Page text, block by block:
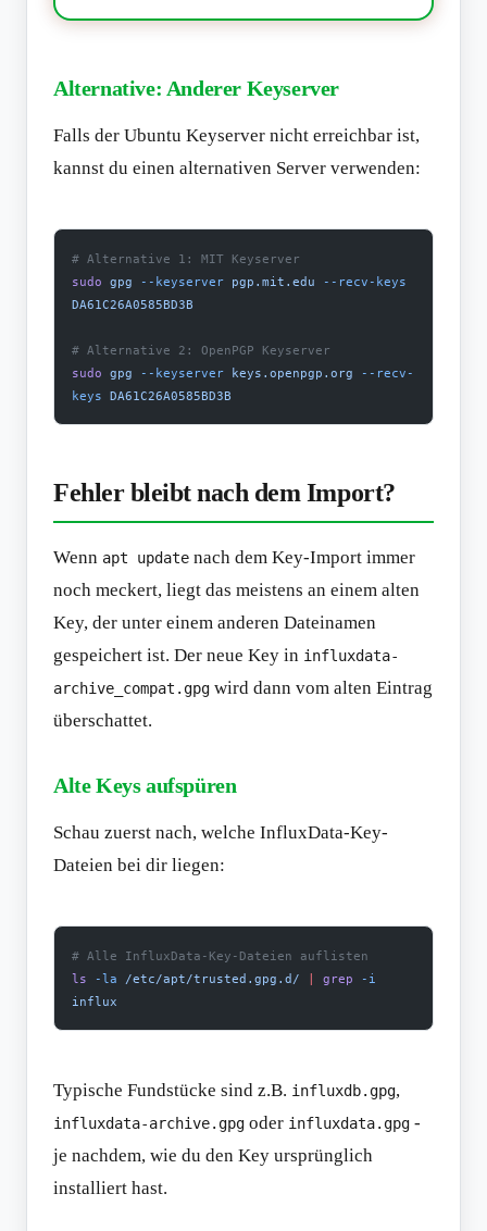
Alternative: Anderer Keyserver
Falls der Ubuntu Keyserver nicht erreichbar ist,
kannst du einen alternativen Server verwenden:
# Alternative 1: MIT Keyserver
sudo gpg --keyserver pgp.mit.edu --recv-keys
DA61C26A0585BD3B
# Alternative 2: OpenPGP Keyserver
sudo gpg --keyserver keys.openpgp.org --recv-
keys DA61C26A0585BD3B
Fehler bleibt nach dem Import?
Wenn apt update nach dem Key-Import immer
noch meckert, liegt das meistens an einem alten
Key, der unter einem anderen Dateinamen
gespeichert ist. Der neue Key in influxdata-
archive_compat.gpg wird dann vom alten Eintrag
überschattet.
Alte Keys aufspüren
Schau zuerst nach, welche InfluxData-Key-
Dateien bei dir liegen:
# Alle InfluxData-Key-Dateien auflisten
ls -la /etc/apt/trusted.gpg.d/ grep -i
influx
Typische Fundstücke sind z.B. influxdb.gpg,
influxdata-archive.gpg oder influxdata.gpg -
je nachdem, wie du den Key ursprünglich
installiert hast.